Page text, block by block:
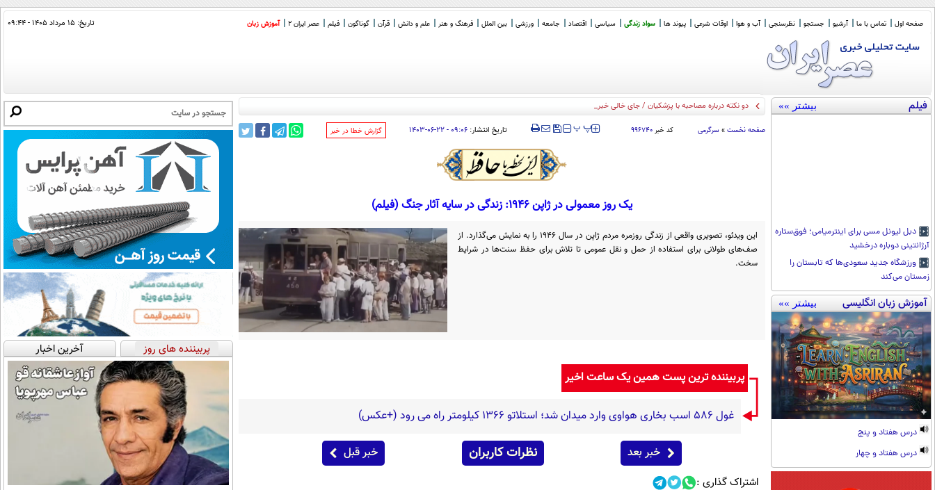
صفحه اول تماس با ما آرشیو جستجو نظرسنجی آب و هوا اوقات شرعی پیوند ها سواد زندگی سیاسی اقتصاد جامعه ورزشی بین الملل فرهنگ و هنر علم و دانش قرآن گوناگون فیلم عصر ایران 2 آموزش زبان تاریخ: ۱۵ مرداد ۱۴۰۵ - ۰۹:۴۴
فیلم بیشتر »»
دبل لیونل مسی برای اینترمیامی؛ فوق‌ستاره
آرژانتینی دوباره درخشید
ورزشگاه جدید سعودی‌ها که تابستان را
زمستان می‌کند
آموزش زبان انگلیسی بیشتر »»
درس هفتاد و پنج
درس هفتاد و چهار
دو نکته درباره مصاحبه با پزشکیان / جای خالی خبرنگاران مستقل
صفحه نخست » سرگرمی کد خبر ۹۹۶۷۴۰ ‍‍‍ پپ تاریخ انتشار: ۰۹:۰۶ - ۲۲-۰۶-۱۴۰۳ ‌گزارش خطا در خبر
یک روز معمولی در ژاپن 1946: زندگی در سایه آثار جنگ (فیلم)
این ویدئو، تصویری واقعی از زندگی روزمره مردم ژاپن در سال 1946 را به نمایش می‌گذارد. از
صف‌های طولانی برای استفاده از حمل و نقل عمومی تا تلاش برای حفظ سنت‌ها در شرایط
سخت.
پربیننده ترین پست همین یک ساعت اخیر
غول 586 اسب بخاری هواوی وارد میدان شد؛ استلاتو 1366 کیلومتر راه می رود (+عکس)
خبر بعد نظرات کاربران خبر قبل
اشتراک گذاری :
پربیننده های روز آخرین اخبار